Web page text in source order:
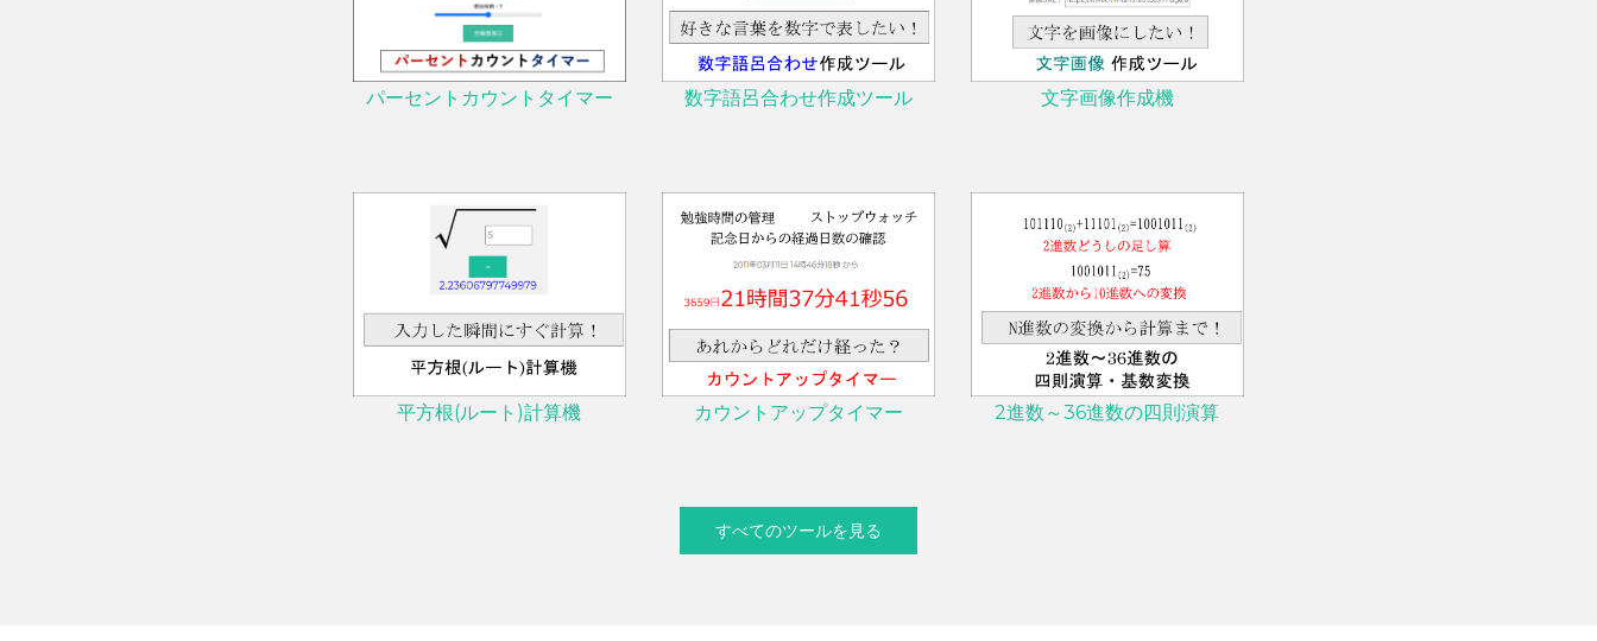
パーセントカウントタイマー 数字語呂合わせ作成ツール 文字画像作成機
平方根(ルート)計算機 カウントアップタイマー 2進数～36進数の四則演算
すべてのツールを見る